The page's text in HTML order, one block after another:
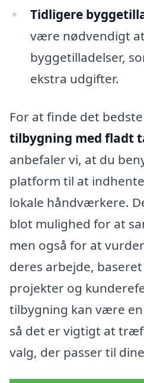
Tidligere
være nødvendigt
byggetilladelser,
ekstra udgifter.
For at finde det
tilbygning med fladt
anbefaler vi, at du
platform til at
lokale håndværkere.
blot mulighed for at
men også for at
deres arbejde,
projekter og
tilbygning kan være
så det er vigtigt at
valg, der passer til